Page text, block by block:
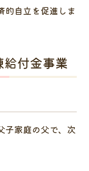
的自立を促進しま
給付金事業
子家庭の父で、次